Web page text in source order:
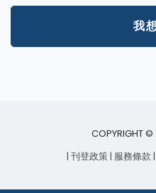
我
COPYRIGHT
| 刊登政策| 服務條款